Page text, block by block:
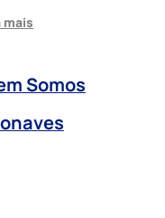
mais
Somos